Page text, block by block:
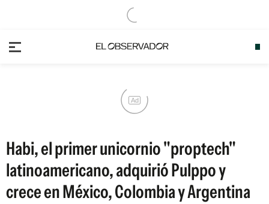
Ad
Habi, el primer unicornio "proptech"
latinoamericano, adquirió Pulppo y
crece en México, Colombia y Argentina